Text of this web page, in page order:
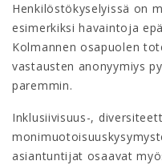
Henkilöstökyselyissä on
esimerkiksi havaintoja
Kolmannen osapuolen
vastausten anonyymiys
paremmin.
Inklusiivisuus-,
asiantuntijat osaavat